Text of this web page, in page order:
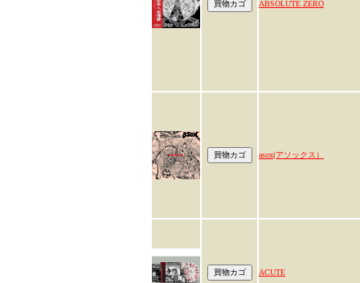
ABSOLUTE ZERO
asox(アソックス）
ACUTE